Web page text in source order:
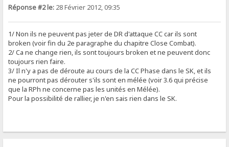
Réponse #2 le: 28 Février 2012, 09:35
1/ Non ils ne peuvent pas jeter de DR d'attaque CC car ils sont
broken (voir fin du 2e paragraphe du chapitre Close Combat).
2/ Ca ne change rien, ils sont toujours broken et ne peuvent donc
toujours rien faire.
3/ Il n'y a pas de déroute au cours de la CC Phase dans le SK, et ils
ne pourront pas dérouter s'ils sont en mélée (voir 3.6 qui précise
que la RPh ne concerne pas les unités en Mélée).
Pour la possibilité de rallier, je n'en sais rien dans le SK.